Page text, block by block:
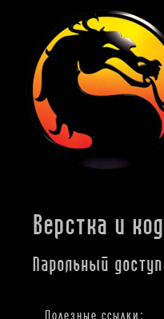
Верстка и
Парольный